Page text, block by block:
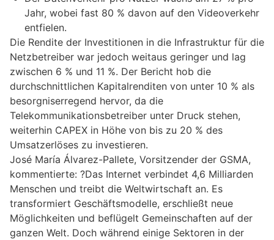
Jahr, wobei fast 80 % davon auf den Videoverkehr
entfielen.
Die Rendite der Investitionen in die Infrastruktur für die
Netzbetreiber war jedoch weitaus geringer und lag
zwischen 6 % und 11 %. Der Bericht hob die
durchschnittlichen Kapitalrenditen von unter 10 % als
besorgniserregend hervor, da die
Telekommunikationsbetreiber unter Druck stehen,
weiterhin CAPEX in Höhe von bis zu 20 % des
Umsatzerlöses zu investieren.
José María Álvarez-Pallete, Vorsitzender der GSMA,
kommentierte: ?Das Internet verbindet 4,6 Milliarden
Menschen und treibt die Weltwirtschaft an. Es
transformiert Geschäftsmodelle, erschließt neue
Möglichkeiten und beflügelt Gemeinschaften auf der
ganzen Welt. Doch während einige Sektoren in der